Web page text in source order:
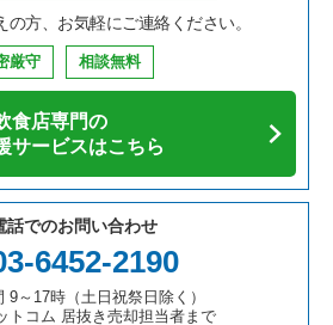
抜き売却物件の案件一覧
の案件一覧
却物件の案件一覧
抜き売却物件の案件一覧
クの居抜き売却物件の案件一覧
売却物件の案件一覧
売却物件の案件一覧
売却物件の案件一覧
売却物件の案件一覧
居抜き売却物件の案件一覧
売却物件の案件一覧
居抜き売却物件の案件一覧
居抜き売却物件の案件一覧
売却物件の案件一覧
居抜き売却物件の案件一覧
却物件の案件一覧
み焼の居抜き売却物件の案件一覧
抜き売却物件の案件一覧
売却物件の案件一覧
抜き売却物件の案件一覧
理の居抜き売却物件の案件一覧
ウトの居抜き売却物件の案件一覧
・パブ・スナックの居抜き売却物件の
の方、お気軽にご連絡ください。
厳守 相談無料
食店専門の
サービスはこちら
話でのお問い合わせ
6452-2190
～17時（土日祝祭日除く）
トコム 居抜き売却担当者まで